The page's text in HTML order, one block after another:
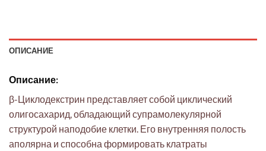
ОПИСАНИЕ
Описание:
β-Циклодекстрин представляет собой циклический
олигосахарид, обладающий супрамолекулярной
структурой наподобие клетки. Его внутренняя полость
аполярна и способна формировать клатраты